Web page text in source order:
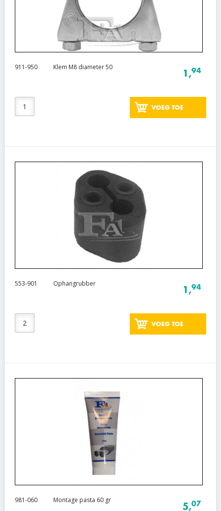
911-950 Klem M8 diameter 50
1,94
VOEG TOE
553-901 Ophangrubber
1,94
VOEG TOE
981-060 Montage pasta 60 gr
5,07